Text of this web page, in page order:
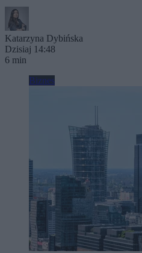
Katarzyna Dybińska
Dzisiaj 14:48
6 min
Biznes